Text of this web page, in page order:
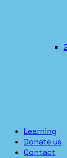
Learning
Donate us
Contact